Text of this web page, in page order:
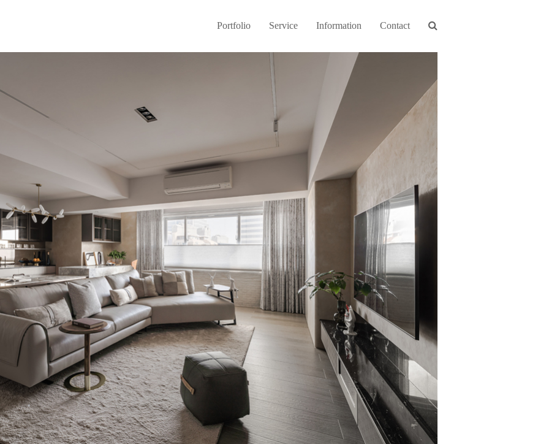
Portfolio Service Information Contact